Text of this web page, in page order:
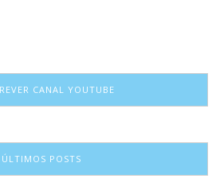
CANAL YOUTUBE
ÚLTIMOS POSTS